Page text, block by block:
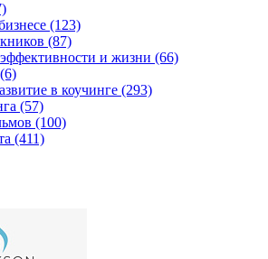
(123)
(87)
и жизни (66)
(6)
в коучинге (293)
(57)
(100)
(411)